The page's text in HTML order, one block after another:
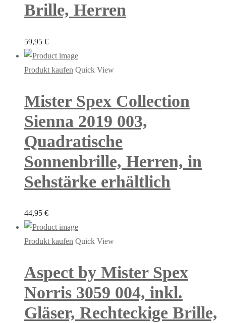
Brille, Herren
59,95 €
Produkt kaufen Quick View
Mister Spex Collection
Sienna 2019 003,
Quadratische
Sonnenbrille, Herren, in
Sehstärke erhältlich
44,95 €
Produkt kaufen Quick View
Aspect by Mister Spex
Norris 3059 004, inkl.
Gläser, Rechteckige Brille,